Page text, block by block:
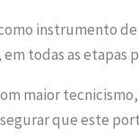
instrumento
todas as etapas
maior
que este